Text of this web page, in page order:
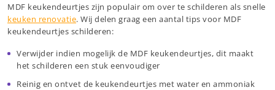
MDF keukendeurtjes zijn populair om over te schilderen als snelle
keuken renovatie. Wij delen graag een aantal tips voor MDF
keukendeurtjes schilderen:
Verwijder indien mogelijk de MDF keukendeurtjes, dit maakt
het schilderen een stuk eenvoudiger
Reinig en ontvet de keukendeurtjes met water en ammoniak